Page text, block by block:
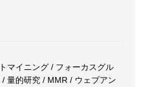
マイニング / フォーカスグル
量的研究 / MMR / ウェブアン